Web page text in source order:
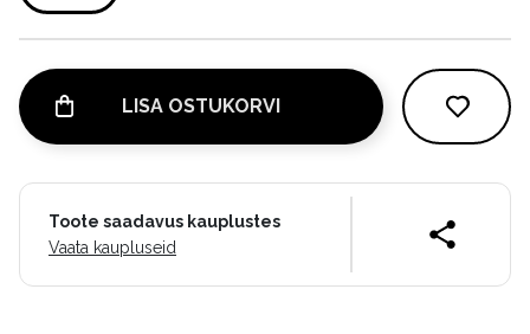
LISA OSTUKORVI
Toote saadavus kauplustes
Vaata kaupluseid